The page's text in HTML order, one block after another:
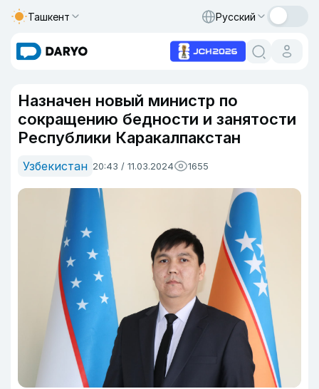
Ташкент Русский
Назначен новый министр по
сокращению бедности и занятости
Республики Каракалпакстан
Узбекистан 20:43 / 11.03.2024 1655